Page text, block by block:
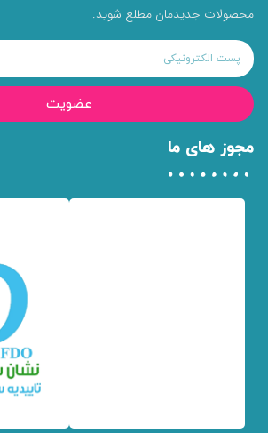
محصولات جدیدمان مطلع شوید.
عضویت
مجوز های ما